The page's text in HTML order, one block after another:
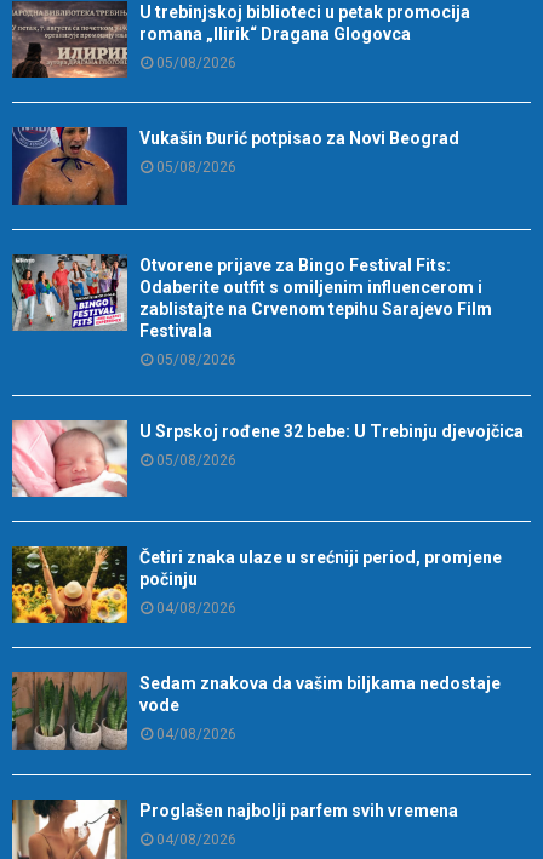
U trebinjskoj biblioteci u petak promocija
romana „Ilirik“ Dragana Glogovca
05/08/2026
Vukašin Đurić potpisao za Novi Beograd
05/08/2026
Otvorene prijave za Bingo Festival Fits:
Odaberite outfit s omiljenim influencerom i
zablistajte na Crvenom tepihu Sarajevo Film
Festivala
05/08/2026
U Srpskoj rođene 32 bebe: U Trebinju djevojčica
05/08/2026
Četiri znaka ulaze u srećniji period, promjene
počinju
04/08/2026
Sedam znakova da vašim biljkama nedostaje
vode
04/08/2026
Proglašen najbolji parfem svih vremena
04/08/2026